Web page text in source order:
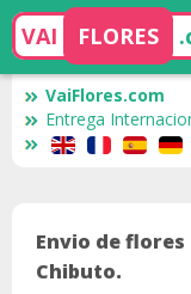
VAI FLORES
VaiFlores.com
Entrega
Envio de flores
Chibuto.